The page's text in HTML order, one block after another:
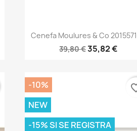
Vista rápida
Cenefa Moulures & Co
39,80 €35,82 €
-10%
NEW
-15% SI SE REGISTRA